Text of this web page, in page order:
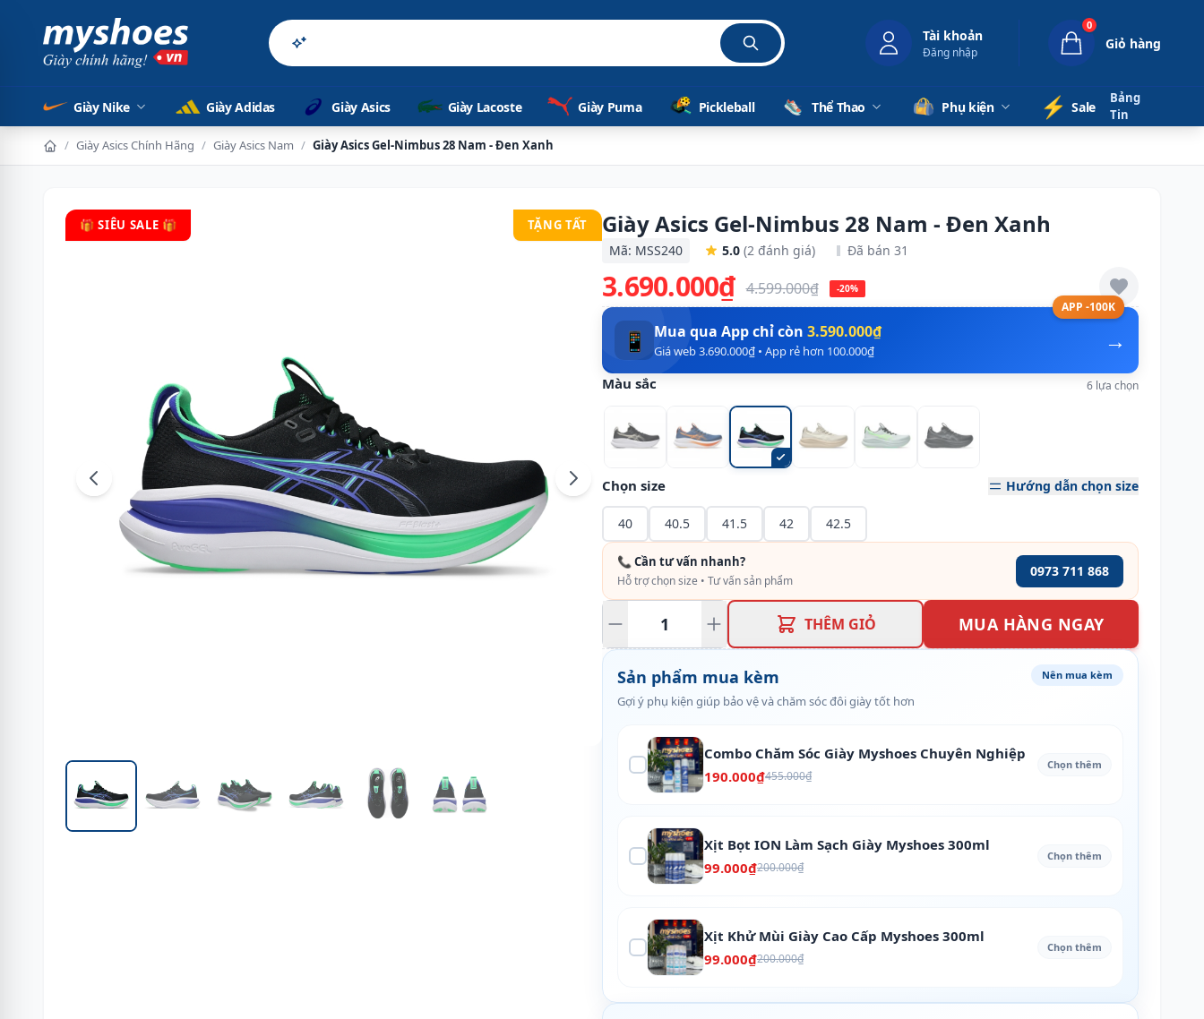
Sản phẩm chính hãng Tài khoản
Đăng nhập
0
Giỏ hàng
Giày Nike Giày Adidas Giày Asics Giày Lacoste Giày Puma Pickleball Thể Thao Phụ kiện ⚡️ Sale
Bảng
Tin
/ Giày Asics Chính Hãng / Giày Asics Nam / Giày Asics Gel-Nimbus 28 Nam - Đen Xanh
🎁 SIÊU SALE 🎁 TẶNG TẤT Giày Asics Gel-Nimbus 28 Nam - Đen Xanh
Mã: MSS240 5.0 (2 đánh giá) Đã bán 31
3.690.000₫ 4.599.000₫ -20%
APP -100K
→
📱 Mua qua App chỉ còn 3.590.000₫
Giá web 3.690.000₫ • App rẻ hơn 100.000₫
Màu sắc 6 lựa chọn
Chọn size Hướng dẫn chọn size
40 40.5 41.5 42 42.5
📞 Cần tư vấn nhanh?
Hỗ trợ chọn size • Tư vấn sản phẩm
0973 711 868
THÊM GIỎ MUA HÀNG NGAY
Sản phẩm mua kèm
Gợi ý phụ kiện giúp bảo vệ và chăm sóc đôi giày tốt hơn
Nên mua kèm
Combo Chăm Sóc Giày Myshoes Chuyên Nghiệp
190.000₫455.000₫
Chọn thêm
Xịt Bọt ION Làm Sạch Giày Myshoes 300ml
99.000₫200.000₫
Chọn thêm
Xịt Khử Mùi Giày Cao Cấp Myshoes 300ml
99.000₫200.000₫
Chọn thêm